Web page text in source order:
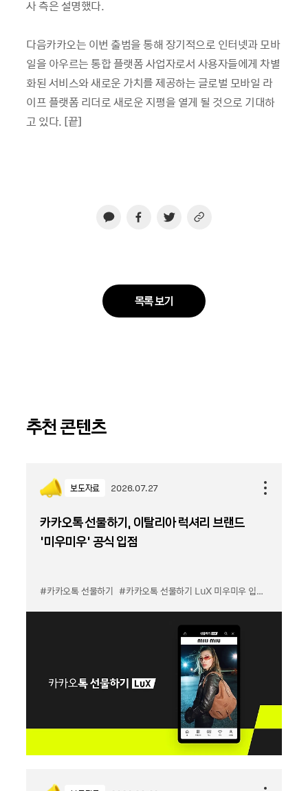
사 측은 설명했다.
다음카카오는 이번 출범을 통해 장기적으로 인터넷과 모바
일을 아우르는 통합 플랫폼 사업자로서 사용자들에게 차별
화된 서비스와 새로운 가치를 제공하는 글로벌 모바일 라
이프 플랫폼 리더로 새로운 지평을 열게 될 것으로 기대하
고 있다. [끝]
목록 보기
추천 콘텐츠
보도자료 2026.07.27
카카오톡 선물하기, 이탈리아 럭셔리 브랜드
'미우미우' 공식 입점
#카카오톡 선물하기 #카카오톡 선물하기 LuX 미우미우 입점